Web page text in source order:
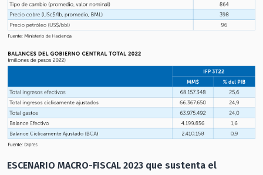
ESCENARIO MACRO-FISCAL 2023 que sustenta el